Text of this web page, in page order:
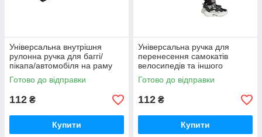
Універсальна внутрішня
рулонна ручка для баггі/
пікапа/автомобіля на раму
Готово до відправки
112 ₴
Купити
Універсальна ручка для
перенесення самокатів
велосипедів та іншого
Готово до відправки
112 ₴
Купити